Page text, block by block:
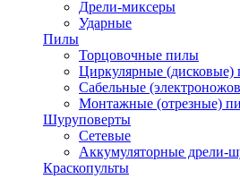
Дрели-миксеры
Ударные
Пилы
Торцовочные пилы
Циркулярные (дисковые)
Сабельные
Монтажные (отрезные)
Шуруповерты
Сетевые
Аккумуляторные дрели-
Краскопульты